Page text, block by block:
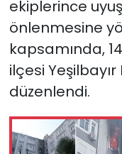
ekiplerince
önlenmesine
kapsamında,
ilçesi
düzenlendi.